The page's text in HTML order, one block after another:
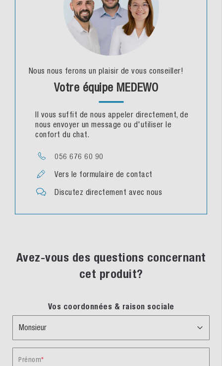
Nous nous ferons un plaisir de vous conseiller!
Votre équipe MEDEWO
Il vous suffit de nous appeler directement, de
nous envoyer un message ou d'utiliser le
confort du chat.
056 676 60 90
Vers le formulaire de contact
Discutez directement avec nous
Avez-vous des questions concernant
cet produit?
Vos coordonnées & raison sociale
Prénom